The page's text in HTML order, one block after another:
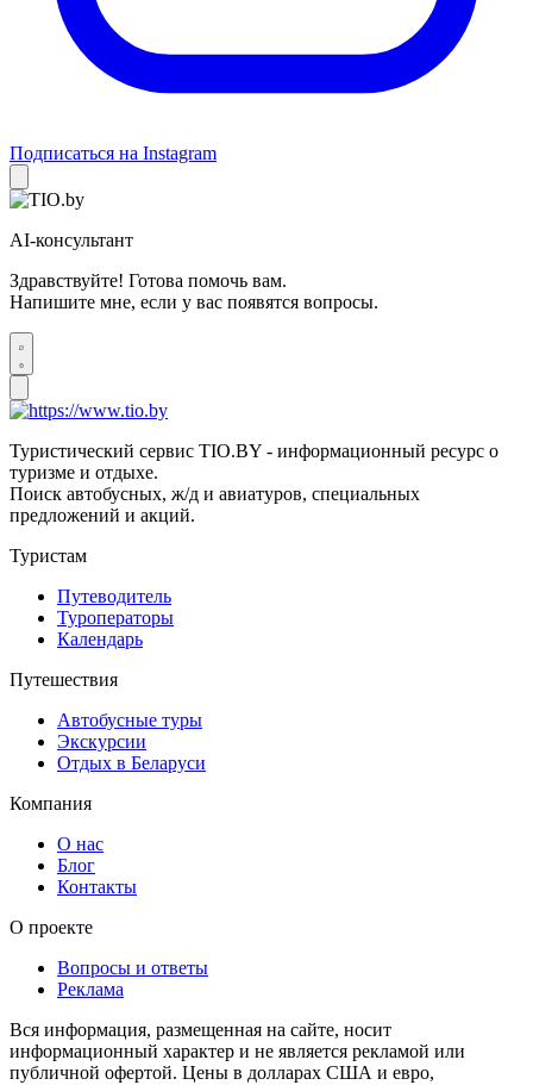
Подписаться на Instagram
AI-консультант
Здравствуйте! Готова помочь вам.
Напишите мне, если у вас появятся вопросы.
Туристический сервис TIO.BY - информационный ресурс о
туризме и отдыхе.
Поиск автобусных, ж/д и авиатуров, специальных
предложений и акций.
Туристам
Путеводитель
Туроператоры
Календарь
Путешествия
Автобусные туры
Экскурсии
Отдых в Беларуси
Компания
О нас
Блог
Контакты
О проекте
Вопросы и ответы
Реклама
Вся информация, размещенная на сайте, носит
информационный характер и не является рекламой или
публичной офертой. Цены в долларах США и евро,